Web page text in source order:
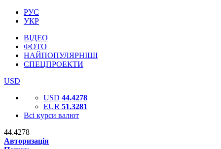
РУС
УКР
ВІДЕО
ФОТО
НАЙПОПУЛЯРНІШІ
СПЕЦПРОЕКТИ
USD
USD 44.4278
EUR 51.3281
Всі курси валют
44.4278
Авторизація